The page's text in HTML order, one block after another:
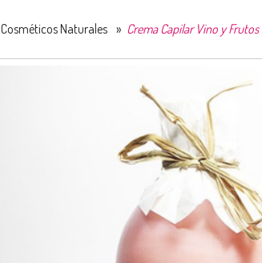
Cosméticos Naturales » Crema Capilar Vino y